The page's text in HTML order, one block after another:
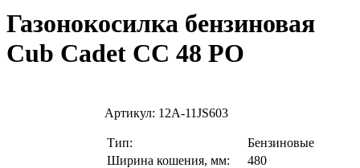
Газонокосилка бензиновая
Cub Cadet CC 48 PO
Артикул: 12A-11JS603
Тип:
Бензиновые
Ширина кошения, мм:
480